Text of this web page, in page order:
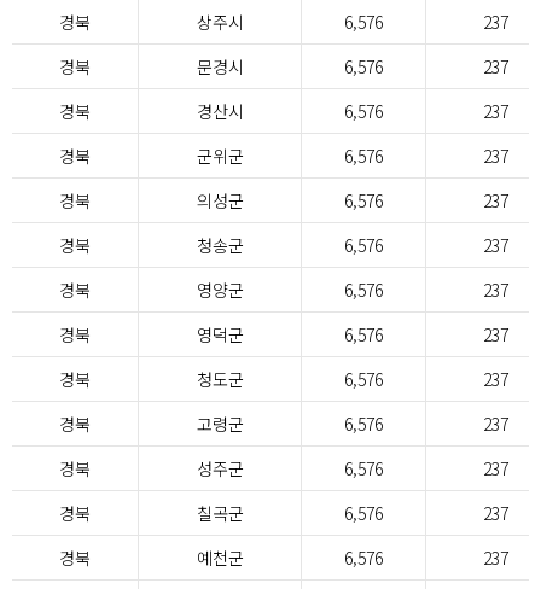
경북
상주시 6,576
237
경북
문경시 6,576
237
경북
경산시 6,576
237
경북
군위군 6,576
237
경북
의성군 6,576
237
경북
청송군 6,576
237
경북
영양군 6,576
237
경북
영덕군 6,576
237
경북
청도군 6,576
237
경북
고령군 6,576
237
경북
성주군 6,576
237
경북
칠곡군 6,576
237
경북
예천군 6,576
237